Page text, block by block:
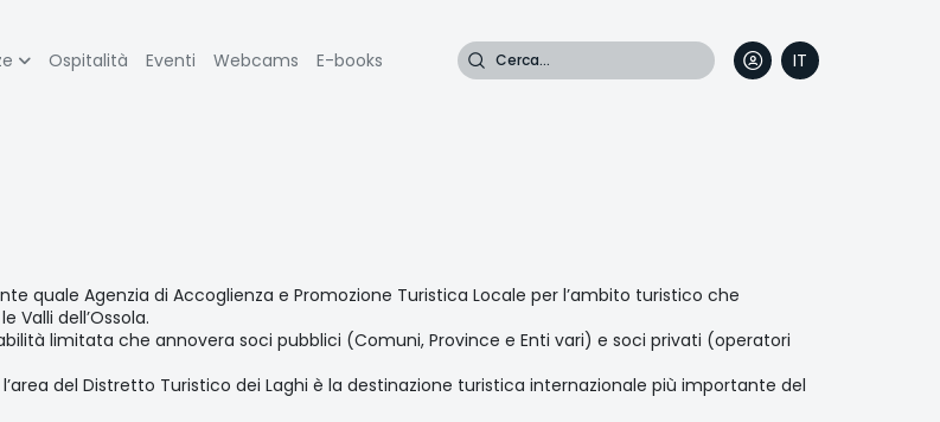
Ospitalità Eventi Webcams E-books Cerca
IT
EN
FR
DE
quale Agenzia di Accoglienza e Promozione Turistica Locale per l’ambito turistico che
Valli dell’Ossola.
limitata che annovera soci pubblici (Comuni, Province e Enti vari) e soci privati (operatori
del Distretto Turistico dei Laghi è la destinazione turistica internazionale più importante del